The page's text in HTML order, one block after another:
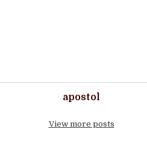
apostol
View more posts